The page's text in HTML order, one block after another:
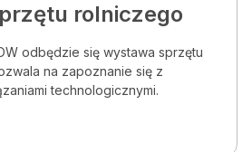
rolniczego
odbędzie się wystawa sprzętu
na zapoznanie się z
technologicznymi.